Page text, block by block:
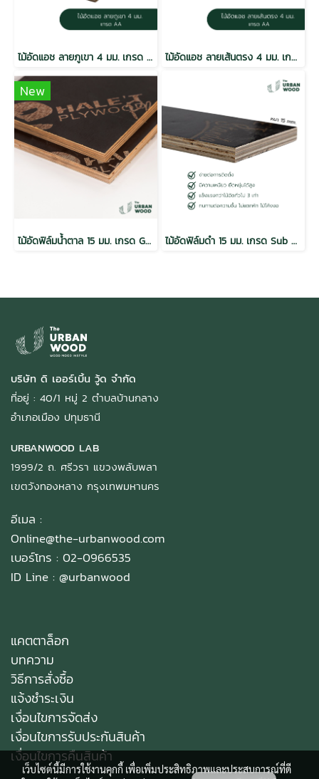
ไม้อัดแอช ลายภูเขา 4 มม. เกรด AA / E2 ไม้อัดแอช ลายเส้นตรง 4 มม. เกรด AA / E2
New
ไม้อัดฟิล์มน้ำตาล 15 มม. เกรด Gold / กันน้ำ Melamine ไม้อัดฟิล์มดำ 15 มม. เกรด Sub Standard / MR
บริษัท ดิ เออร์เบิ้น วู้ด จำกัด
ที่อยู่ : 40/1 หมู่ 2 ตำบลบ้านกลาง
อำเภอเมือง ปทุมธานี
URBANWOOD LAB
1999/2 ถ. ศรีวรา แขวงพลับพลา
เขตวังทองหลาง กรุงเทพมหานคร
อีเมล :
Online@the-urbanwood.com
เบอร์โทร : 02-0966535
ID Line : @urbanwood
แคตตาล็อก
บทความ
วิธีการสั่งซื้อ
แจ้งชำระเงิน
เงื่อนไขการจัดส่ง
เงื่อนไขการรับประกันสินค้า
เงื่อนไขการคืนสินค้า
เว็บไซต์นี้มีการใช้งานคุกกี้ เพื่อเพิ่มประสิทธิภาพและประสบการณ์ที่ดี